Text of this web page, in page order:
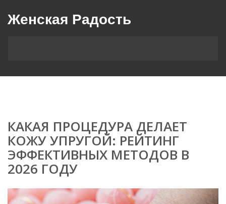
Женская Радость
КАКАЯ ПРОЦЕДУРА ДЕЛАЕТ
КОЖУ УПРУГОЙ: РЕЙТИНГ
ЭФФЕКТИВНЫХ МЕТОДОВ В
2026 ГОДУ